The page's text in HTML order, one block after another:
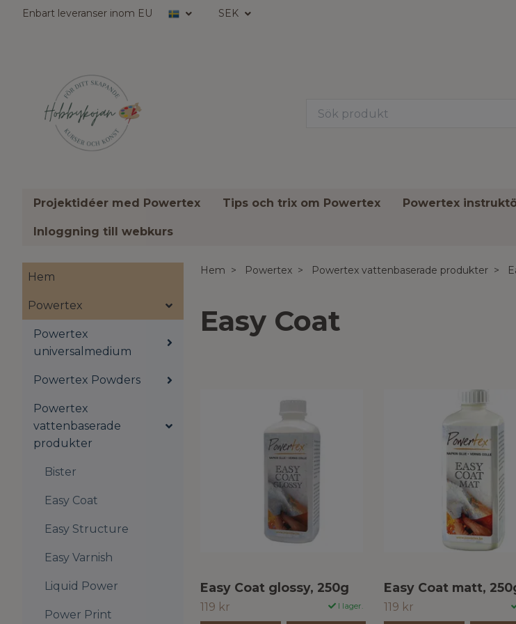
Enbart leveranser inom EU SEK
Projektidéer med Powertex Tips och trix om Powertex Powertex
Inloggning till webkurs
Hem
Powertex
Powertex
universalmedium
Powertex Powders
Powertex
vattenbaserade
produkter
Bister
Easy Coat
Easy Structure
Easy Varnish
Liquid Power
Power Print
Hem Powertex Powertex vattenbaserade produkter
Easy Coat
Easy Coat glossy, 250g
119 kr I lager.
Easy Coat matt,
119 kr